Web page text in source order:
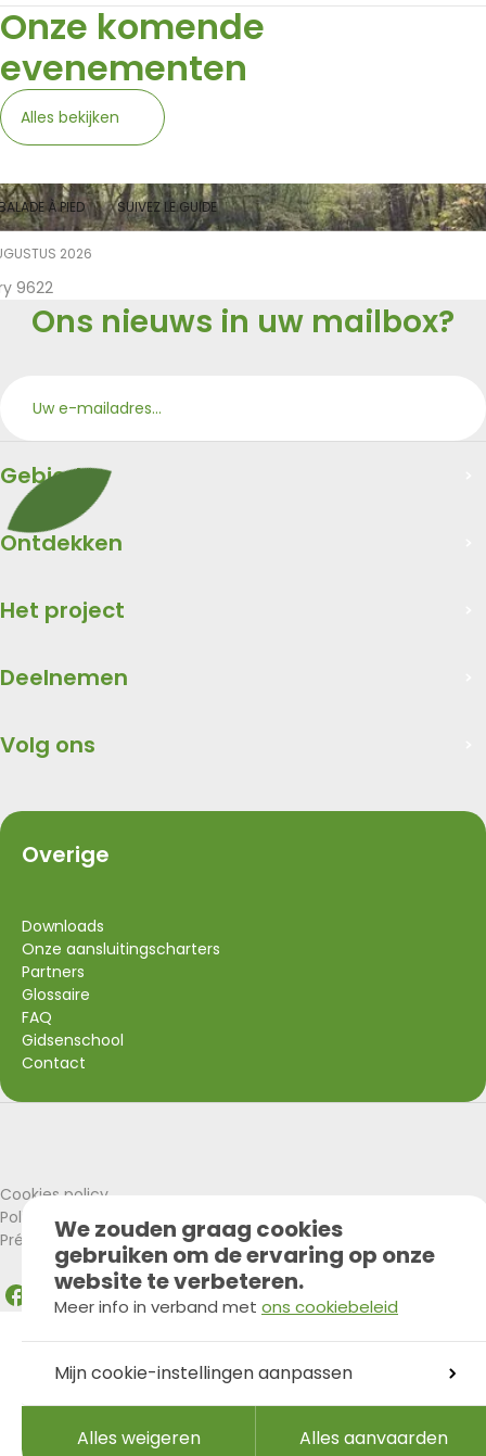
Onze komende
evenementen
Alles bekijken
2026
9622
À PIED SUIVEZ LE GUIDE
Ons nieuws in uw mailbox?
Gebied
Ontdekken
Het project
Deelnemen
Volg ons
Overige
Downloads
Onze aansluitingscharters
Partners
Glossaire
FAQ
Gidsenschool
Contact
Cookies policy
Politique de confidentialité
Préférences Cookies
FacebookInstagram
LinkedIn
We zouden graag cookies
gebruiken om de ervaring op onze
website te verbeteren.
Meer info in verband met ons cookiebeleid
Mijn cookie-instellingen aanpassen
Alles weigeren Alles aanvaarden